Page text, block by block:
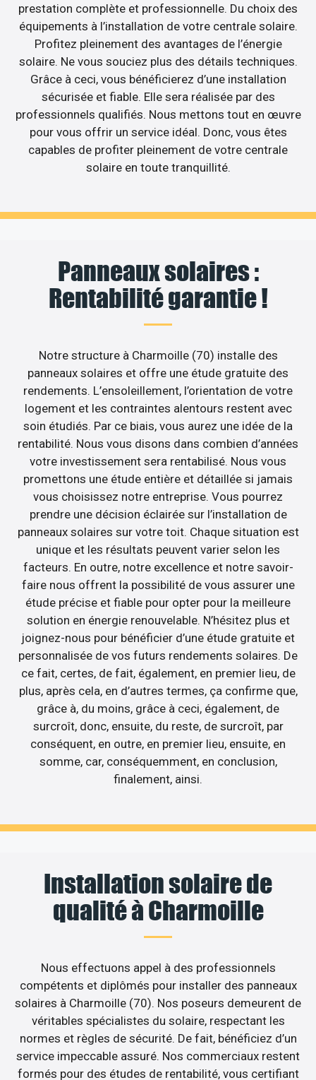
prestation complète et professionnelle. Du choix des
équipements à l’installation de votre centrale solaire.
Profitez pleinement des avantages de l’énergie
solaire. Ne vous souciez plus des détails techniques.
Grâce à ceci, vous bénéficierez d’une installation
sécurisée et fiable. Elle sera réalisée par des
professionnels qualifiés. Nous mettons tout en œuvre
pour vous offrir un service idéal. Donc, vous êtes
capables de profiter pleinement de votre centrale
solaire en toute tranquillité.
Panneaux solaires :
Rentabilité garantie !
Notre structure à Charmoille (70) installe des
panneaux solaires et offre une étude gratuite des
rendements. L’ensoleillement, l’orientation de votre
logement et les contraintes alentours restent avec
soin étudiés. Par ce biais, vous aurez une idée de la
rentabilité. Nous vous disons dans combien d’années
votre investissement sera rentabilisé. Nous vous
promettons une étude entière et détaillée si jamais
vous choisissez notre entreprise. Vous pourrez
prendre une décision éclairée sur l’installation de
panneaux solaires sur votre toit. Chaque situation est
unique et les résultats peuvent varier selon les
facteurs. En outre, notre excellence et notre savoir-
faire nous offrent la possibilité de vous assurer une
étude précise et fiable pour opter pour la meilleure
solution en énergie renouvelable. N’hésitez plus et
joignez-nous pour bénéficier d’une étude gratuite et
personnalisée de vos futurs rendements solaires. De
ce fait, certes, de fait, également, en premier lieu, de
plus, après cela, en d’autres termes, ça confirme que,
grâce à, du moins, grâce à ceci, également, de
surcroît, donc, ensuite, du reste, de surcroît, par
conséquent, en outre, en premier lieu, ensuite, en
somme, car, conséquemment, en conclusion,
finalement, ainsi.
Installation solaire de
qualité à Charmoille
Nous effectuons appel à des professionnels
compétents et diplômés pour installer des panneaux
solaires à Charmoille (70). Nos poseurs demeurent de
véritables spécialistes du solaire, respectant les
normes et règles de sécurité. De fait, bénéficiez d’un
service impeccable assuré. Nos commerciaux restent
formés pour des études de rentabilité, vous certifiant